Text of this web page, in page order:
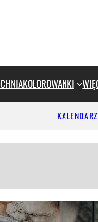
KOLOROWANKI